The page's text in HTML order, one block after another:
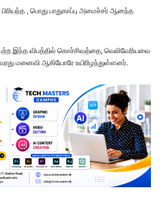
, பொது பாதுகாப்பு அமைச்சர் ஆனந்த
இந்த விபத்தில் கொச்சிவத்தை, வெலிவேரியவை
மனைவி ஆகியோரே உயிரிழந்துள்ளனர்.